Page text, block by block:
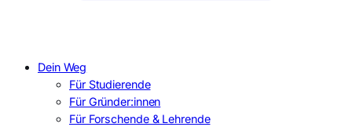
Dein Weg
Für Studierende
Für Gründer:innen
Für Forschende & Lehrende